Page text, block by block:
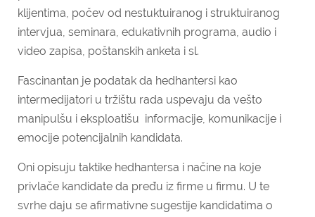
klijentima, počev od nestuktuiranog i struktuiranog
intervjua, seminara, edukativnih programa, audio i
video zapisa, poštanskih anketa i sl.
Fascinantan je podatak da hedhantersi kao
intermedijatori u tržištu rada uspevaju da vešto
manipulšu i eksploatišu informacije, komunikacije i
emocije potencijalnih kandidata.
Oni opisuju taktike hedhantersa i načine na koje
privlače kandidate da pređu iz firme u firmu. U te
svrhe daju se afirmativne sugestije kandidatima o